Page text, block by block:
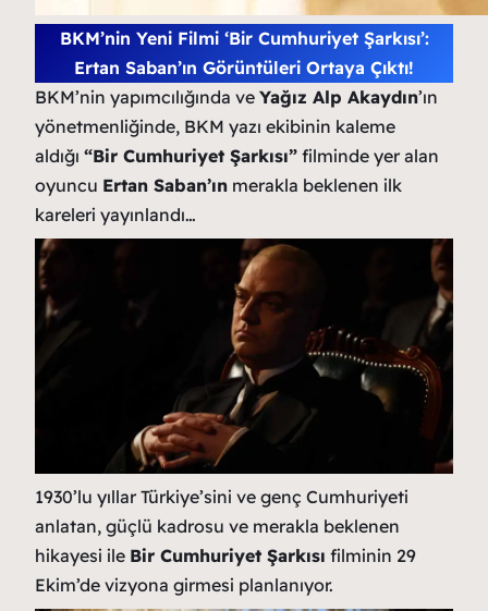
BKM’nin Yeni Filmi ‘Bir Cumhuriyet Şarkısı’:
Ertan Saban’ın Görüntüleri Ortaya Çıktı!
BKM’nin yapımcılığında ve Yağız Alp Akaydın’ın
yönetmenliğinde, BKM yazı ekibinin kaleme
aldığı “Bir Cumhuriyet Şarkısı” filminde yer alan
oyuncu Ertan Saban’ın merakla beklenen ilk
kareleri yayınlandı…
1930’lu yıllar Türkiye’sini ve genç Cumhuriyeti
anlatan, güçlü kadrosu ve merakla beklenen
hikayesi ile Bir Cumhuriyet Şarkısı filminin 29
Ekim’de vizyona girmesi planlanıyor.